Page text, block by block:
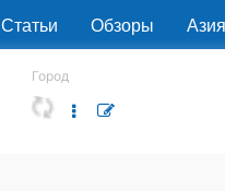
Статьи Обзоры Азия
Город